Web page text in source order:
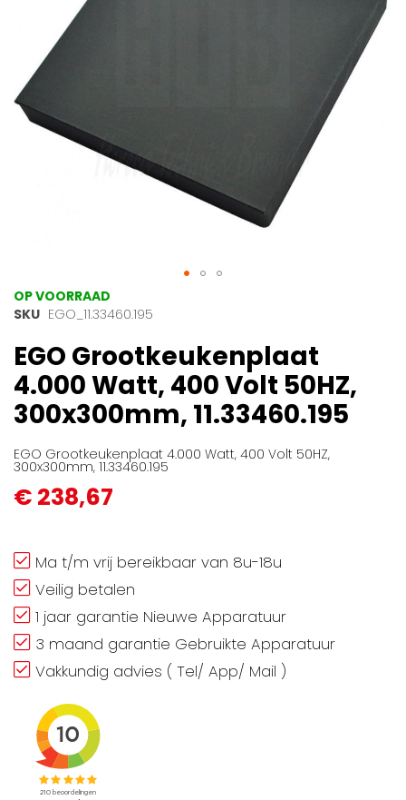
Ga
naar
begin
van
de
afbeeldingen-
gallerij
OP VOORRAAD
SKU EGO_11.33460.195
EGO Grootkeukenplaat
4.000 Watt, 400 Volt 50HZ,
300x300mm, 11.33460.195
EGO Grootkeukenplaat 4.000 Watt, 400 Volt 50HZ,
300x300mm, 11.33460.195
€ 238,67
Ma t/m vrij bereikbaar van 8u-18u
Veilig betalen
1 jaar garantie Nieuwe Apparatuur
3 maand garantie Gebruikte Apparatuur
Vakkundig advies ( Tel/ App/ Mail )